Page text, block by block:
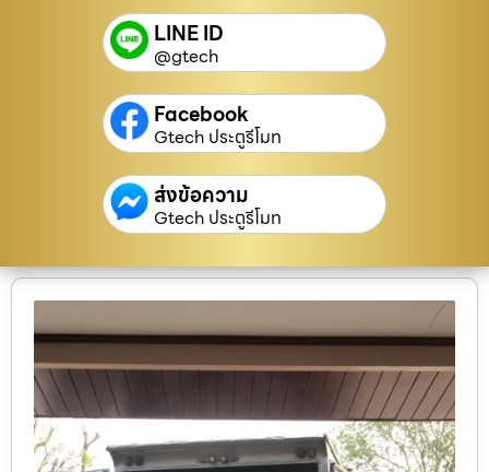
LINE ID
@gtech
Facebook
Gtech ประตูรีโมท
ส่งข้อความ
Gtech ประตูรีโมท